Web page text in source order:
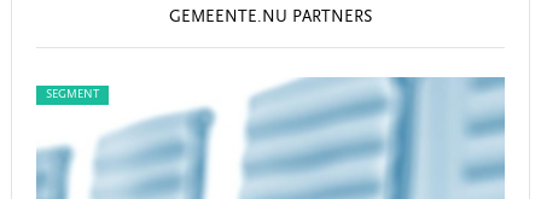
GEMEENTE.NU PARTNERS
SEGMENT